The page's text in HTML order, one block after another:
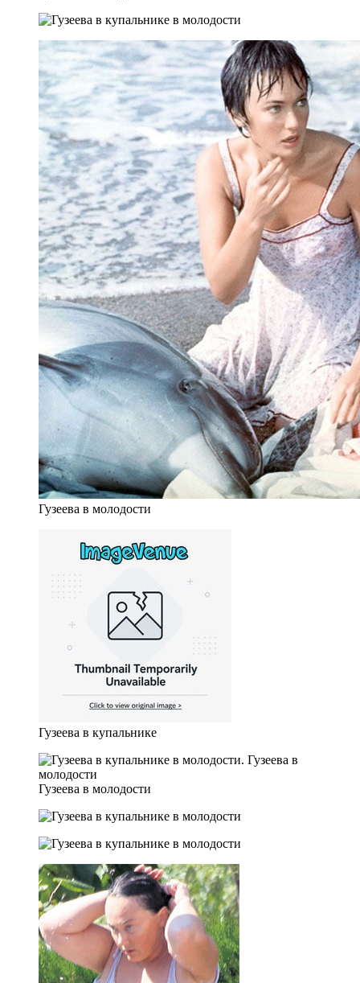
Гузеева в молодости
Гузеева в купальнике
Гузеева в молодости